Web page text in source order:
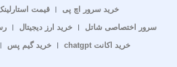
خرید سرور اچ پی
قیمت
سرور اختصاصی شاتل
خرید ارز دیجیتال
خرید اکانت chatgpt
خرید گیم پس